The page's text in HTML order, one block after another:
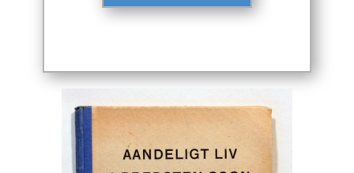
Computer / IT
Engelsk